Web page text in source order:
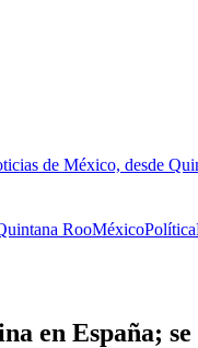
de México, desde
RooMéxicoPolítica
en España;